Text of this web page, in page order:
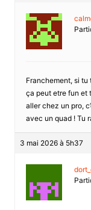
Franchement, si tu
ça peut etre fun et
aller chez un pro,
avec un quad ! Tu
3 mai 2026 à 5h37